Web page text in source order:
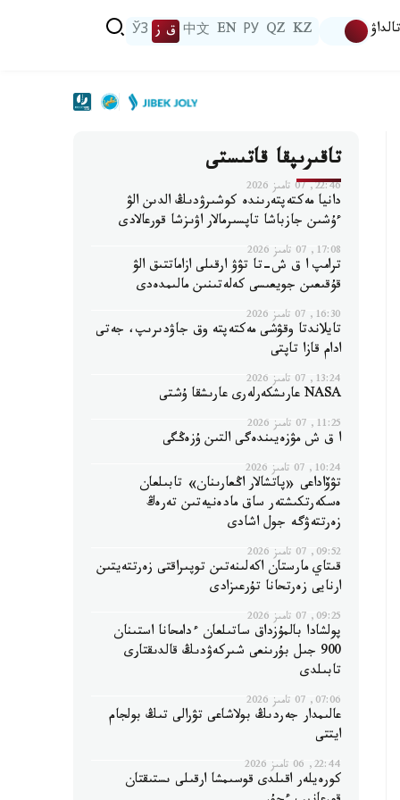
تالداۋ KZ
QZ
РУ
EN
中文 ق ز ЎЗ
تاقىرىپقا قاتىستى
22:46, 07 تامىز 2026
دانيا مەكتەپتەرىندە كوشىرۋدىڭ الدىن الۋ
ءۇشىن جازباشا تاپسىرمالار اۋىزشا قورعالادى
17:08, 07 تامىز 2026
ترامپ ا ق ش-تا تۋۋ ارقىلى ازاماتتىق الۋ
قۇقىعىن جويعىسى كەلەتىنىن مالىمدەدى
16:30, 07 تامىز 2026
تايلاندتا وقۋشى مەكتەپتە وق جاۋدىرىپ، جەتى
ادام قازا تاپتى
13:24, 07 تامىز 2026
NASA عارىشكەرلەرى عارىشقا ۇشتى
11:25, 07 تامىز 2026
ا ق ش مۋزەيىندەگى التىن ۇزەڭگى
10:24, 07 تامىز 2026
تۋۆاداعى «پاتشالار اڭعارىنان» تابىلعان
ەسكەرتكىشتەر ساق مادەنيەتىن تەرەڭ
زەرتتەۋگە جول اشادى
09:52, 07 تامىز 2026
قىتاي مارستان اكەلىنەتىن توپىراقتى زەرتتەيتىن
ارنايى زەرتحانا تۇرعىزادى
09:25, 07 تامىز 2026
پولشادا بالمۇزداق ساتىلعان ءدامحانا استىنان
900 جىل بۇرىنعى شىركەۋدىڭ قالدىقتارى
تابىلدى
07:06, 07 تامىز 2026
عالىمدار جەردىڭ بولاشاعى تۋرالى تىڭ بولجام
ايتتى
22:44, 06 تامىز 2026
كورەيلەر اقىلدى قوسىمشا ارقىلى ىستىقتان